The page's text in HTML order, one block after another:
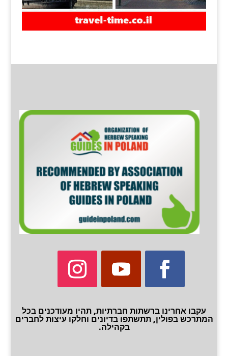
עקבו אחרינו ברשתות חברתיות, תהיו מעודכנים בכל
המתרכש בפולין, תתשתפו בדיונים וחלקו עיצות לחברים
בקהילה.